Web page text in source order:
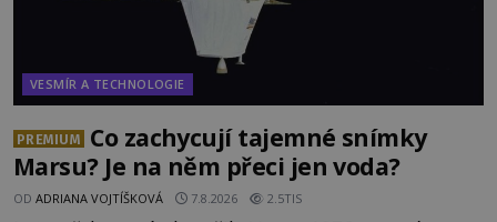
VESMÍR A TECHNOLOGIE
PREMIUM
Co zachycují tajemné snímky
Marsu? Je na něm přeci jen voda?
OD ADRIANA VOJTÍŠKOVÁ 7.8.2026 2.5TIS